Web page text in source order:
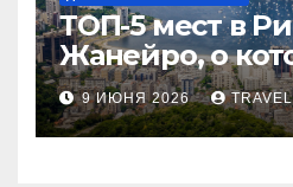
ТОП-5 мест в
Жанейро, о
знали
9 ИЮНЯ 2026